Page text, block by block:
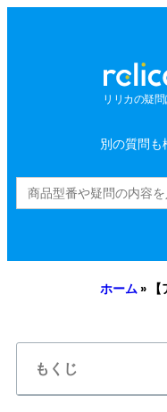
リリカの疑
別の質問も
Search
for:
ホーム »
もくじ